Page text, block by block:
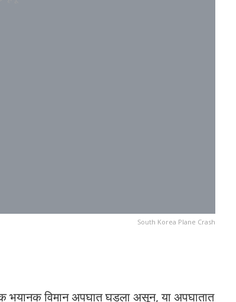
South Korea Plane Crash
एक भयानक विमान अपघात घडला असून, या अपघातात